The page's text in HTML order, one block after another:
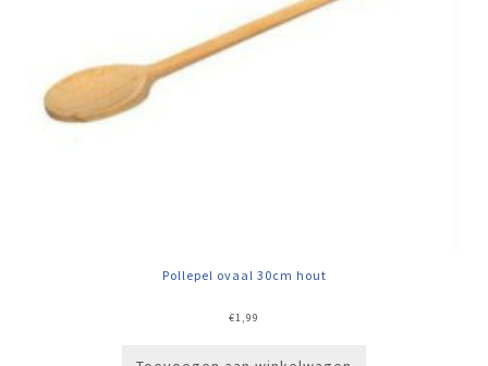
Pollepel ovaal 30cm hout
€1,99